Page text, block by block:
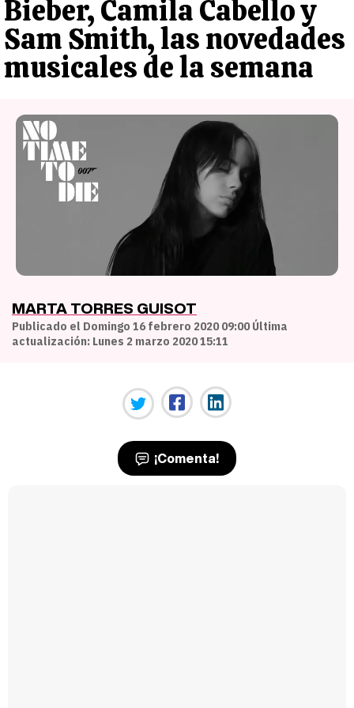
Bieber, Camila Cabello y
Sam Smith, las novedades
musicales de la semana
MARTA TORRES GUISOT
Publicado el Domingo 16 febrero 2020 09:00 Última
actualización: Lunes 2 marzo 2020 15:11
¡Comenta!